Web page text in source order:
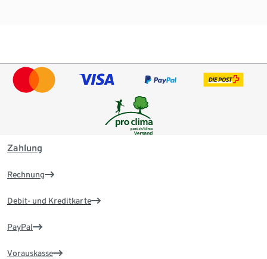
Zahlung
Rechnung
Debit- und Kreditkarte
PayPal
Vorauskasse